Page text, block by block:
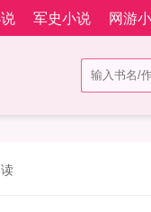
军史小说 网游